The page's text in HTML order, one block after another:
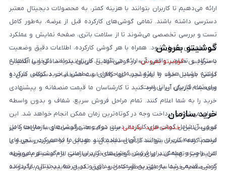
ارائه می‌دهیم تا کاربران بتوانند با هزینه کمتر، به محصولات دیجیتال معتبر
دسترسی داشته باشند. تمامی گوشی‌های کارکرده قبل از عرضه، به‌طور کامل
تست و بررسی تخصصی می‌شوند تا از سلامت باتری، صفحه نمایش و عملکرد
فنی اطمینان حاصل شود. همراه با هر گوشی کارکرده، اطلاعات دقیق وضعیت
دستگاه و تصاویر واقعی آن ارائه می‌شود تا کاربران بتوانند انتخابی آگاهانه
داشته باشند. هدف ما ارائه تجربه‌ای حرفه‌ای و مطمئن از خرید گوشی کارکرده
برای تمام کاربران ایرانی است.
گوشیتو بفروش
با سرویس «گوشیتو بفروش» در گوشی آنلاین، می‌توانید به‌سادگی و با اطمینان
گوشی موبایل خود را بفروشید. تنها کافی است مشخصات دستگاه، مدل و
وضعیت فیزیکی آن را وارد کنید تا کارشناسان ما قیمت منصفانه و پیشنهادی
خرید را به شما اعلام کنند. تمام مراحل فروش سریع، شفاف و بدون واسطه
انجام می‌شود و پرداخت وجه در کوتاه‌ترین زمان ممکن انجام خواهد شد. این
سرویس شامل گوشی‌های کارکرده، دست دوم و حتی گوشی‌های با سلامت کامل
است تا همه کاربران بتوانند از آن استفاده کنند. هدف ما فراهم کردن تجربه‌ای
امن، راحت و مطمئن برای فروش گوشی‌های کاربران است. با «گوشیتو بفروش»،
گوشی قدیمی شما به بهترین قیمت خریداری و در چرخه دیجیتال بازگردانده
خرید سازمان
گوشی آنلاینخدمات خرید سازمانیبرای شرکت‌ها، مؤسسات و سازمان‌ها را نیز
فراهم کرده است تا بتوانند کالاهای دیجیتال و موبایل را به صورت رسمی و با
شرایط ویژه تهیه کنند. برای ثبت درخواست خرید سازمانی لازم است فرم مربوطه
را در صفحه خرید سازمانی به‌طور کامل و دقیق تکمیل نمایید تا تیم ما بتواند